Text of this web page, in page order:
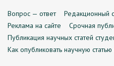
Вопрос — ответ Редакционный
Реклама на сайте
Срочная
Публикация научных статей
Как опубликовать научную статью